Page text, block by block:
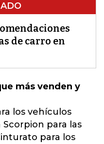
de carro en
más venden y
los vehículos
para las
para los